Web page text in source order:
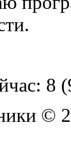
8
©